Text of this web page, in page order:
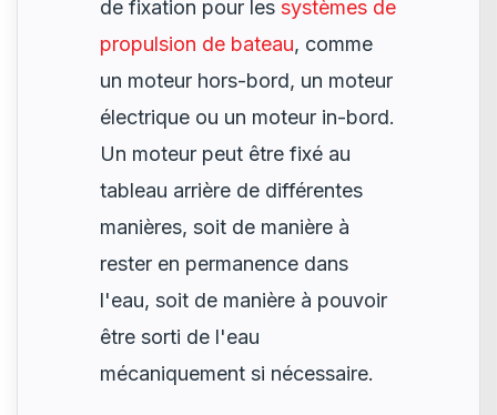
de fixation pour les systèmes de
propulsion de bateau, comme
un moteur hors-bord, un moteur
électrique ou un moteur in-bord.
Un moteur peut être fixé au
tableau arrière de différentes
manières, soit de manière à
rester en permanence dans
l'eau, soit de manière à pouvoir
être sorti de l'eau
mécaniquement si nécessaire.